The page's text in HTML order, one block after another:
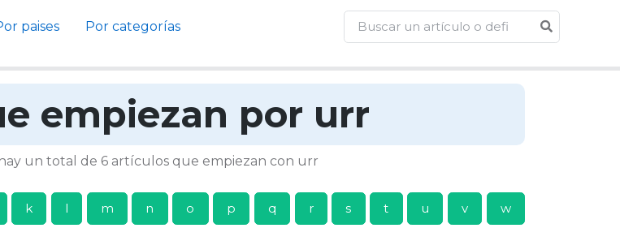
paises Por categorías
empiezan por urr
un total de 6 artículos que empiezan con urr
k l m n o p q r s t u v w